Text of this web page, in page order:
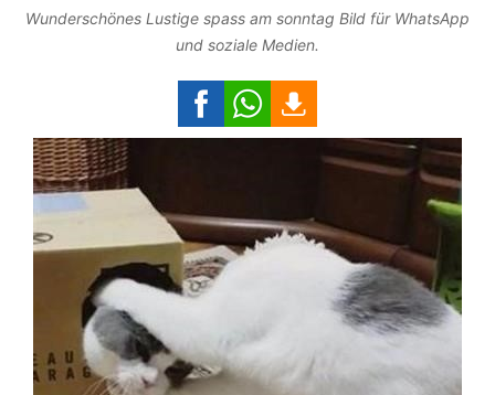
Wunderschönes Lustige spass am sonntag Bild für WhatsApp
und soziale Medien.